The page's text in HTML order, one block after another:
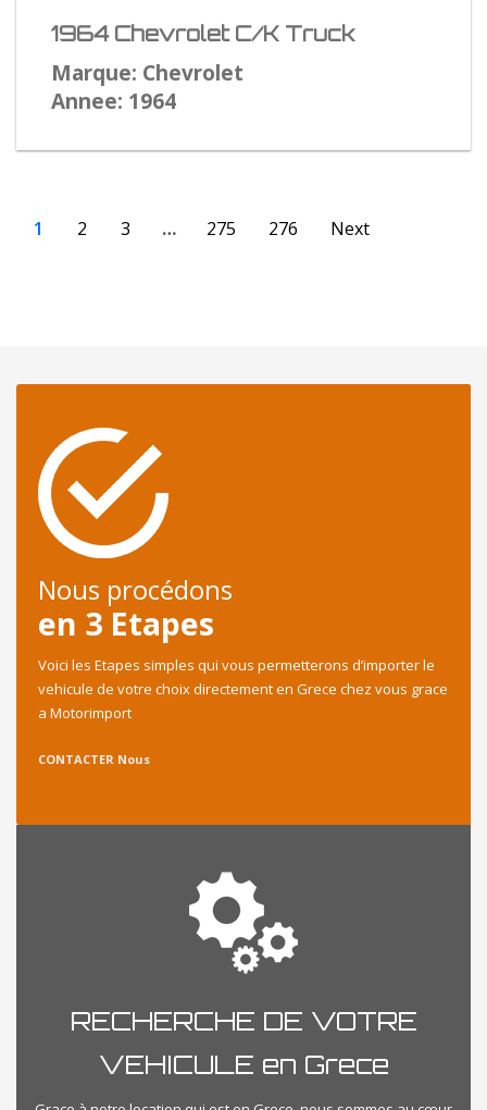
1964 Chevrolet C/K Truck
Marque: Chevrolet
Annee: 1964
1 2 3 … 275 276 Next
Nous procédons
en 3 Etapes
Voici les Etapes simples qui vous permetterons d’importer le
vehicule de votre choix directement en Grece chez vous grace
a Motorimport
CONTACTER Nous
RECHERCHE DE VOTRE
VEHICULE en Grece